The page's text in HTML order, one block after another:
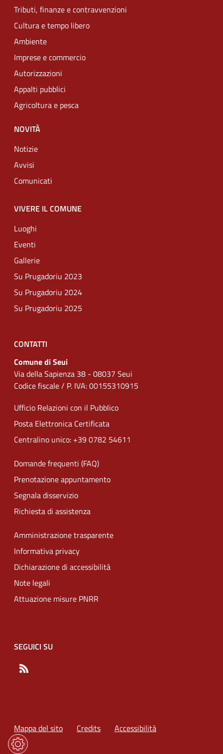
Tributi, finanze e contravvenzioni
Cultura e tempo libero
Ambiente
Imprese e commercio
Autorizzazioni
Appalti pubblici
Agricoltura e pesca
NOVITÀ
Notizie
Avvisi
Comunicati
VIVERE IL COMUNE
Luoghi
Eventi
Gallerie
Su Prugadoriu 2023
Su Prugadoriu 2024
Su Prugadoriu 2025
CONTATTI
Comune di Seui
Via della Sapienza 38 - 08037 Seui
Codice fiscale / P. IVA: 00155310915
Ufficio Relazioni con il Pubblico
Posta Elettronica Certificata
Centralino unico: +39 0782 54611
Domande frequenti (FAQ)
Prenotazione appuntamento
Segnala disservizio
Richiesta di assistenza
Amministrazione trasparente
Informativa privacy
Dichiarazione di accessibilità
Note legali
Attuazione misure PNRR
SEGUICI SU
Mappa del sito Credits Accessibilità